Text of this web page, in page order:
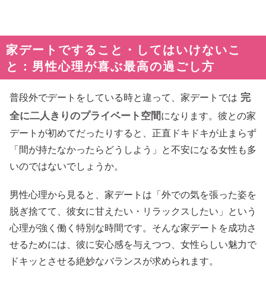
家デートですること・してはいけないこ
と：男性心理が喜ぶ最高の過ごし方
普段外でデートをしている時と違って、家デートでは 完
全に二人きりのプライベート空間になります。彼との家
デートが初めてだったりすると、正直ドキドキが止まらず
「間が持たなかったらどうしよう」と不安になる女性も多
いのではないでしょうか。
男性心理から見ると、家デートは「外での気を張った姿を
脱ぎ捨てて、彼女に甘えたい・リラックスしたい」という
心理が強く働く特別な時間です。そんな家デートを成功さ
せるためには、彼に安心感を与えつつ、女性らしい魅力で
ドキッとさせる絶妙なバランスが求められます。